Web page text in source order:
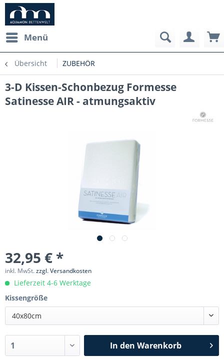
Menü
Übersicht ZUBEHÖR
3-D Kissen-Schonbezug Formesse
Satinesse AIR - atmungsaktiv
32,95 € *
inkl. MwSt.zzgl. Versandkosten
Lieferzeit 4-6 Werktage
Kissengröße
40x80cm
In den Warenkorb